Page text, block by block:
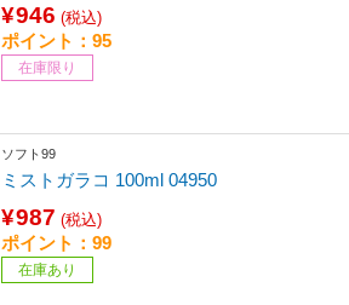
¥946 (税込)
ポイント：95
在庫限り
ソフト99
ミストガラコ 100ml 04950
¥987 (税込)
ポイント：99
在庫あり